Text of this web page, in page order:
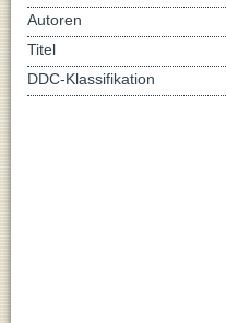
Autoren
Titel
DDC-Klassifikation